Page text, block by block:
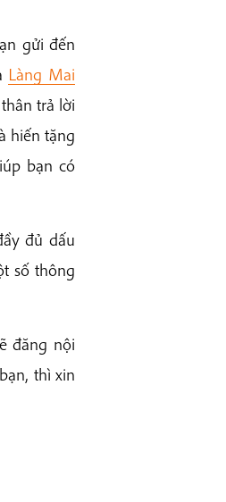
gửi đến
Làng Mai
trả lời
hiến tặng
bạn có
đủ dấu
số thông
đăng nội
thì xin